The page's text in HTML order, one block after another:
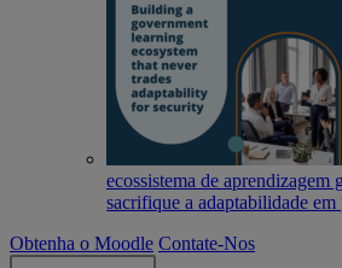
ecossistema de aprendizagem
sacrifique a adaptabilidade em
Obtenha o Moodle Contate-Nos